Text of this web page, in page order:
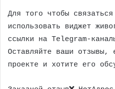
Для того чтобы
использовать виджет
ссылки на Telegram-
Оставляйте ваши отзывы,
проекте и хотите его